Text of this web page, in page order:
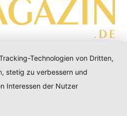
Care Verlag GmbH
Technologien von Dritten,
stetig zu verbessern und
Interessen der Nutzer